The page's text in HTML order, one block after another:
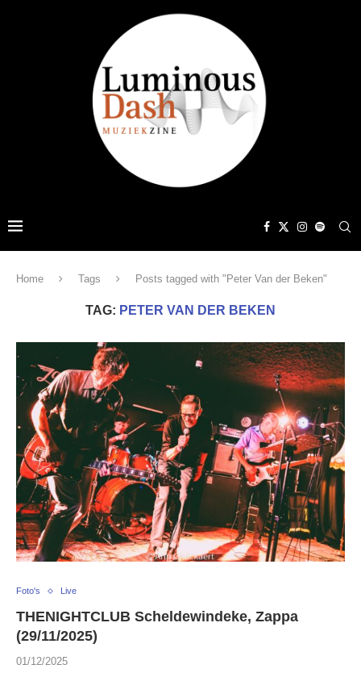
Home Tags Posts tagged with "Peter Van der Beken"
TAG: PETER VAN DER BEKEN
Foto's Live
THENIGHTCLUB Scheldewindeke, Zappa
(29/11/2025)
01/12/2025